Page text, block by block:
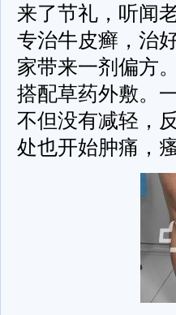
来了节礼，听闻
专治牛皮癣，治
家带来一剂偏方
搭配草药外敷。
不但没有减轻，
处也开始肿痛，